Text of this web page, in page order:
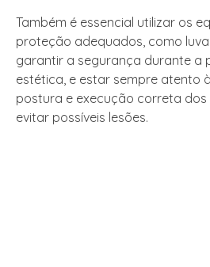
Também é essencial utilizar os
proteção adequados, como
garantir a segurança durante a
estética, e estar sempre atento
postura e execução correta
evitar possíveis lesões.